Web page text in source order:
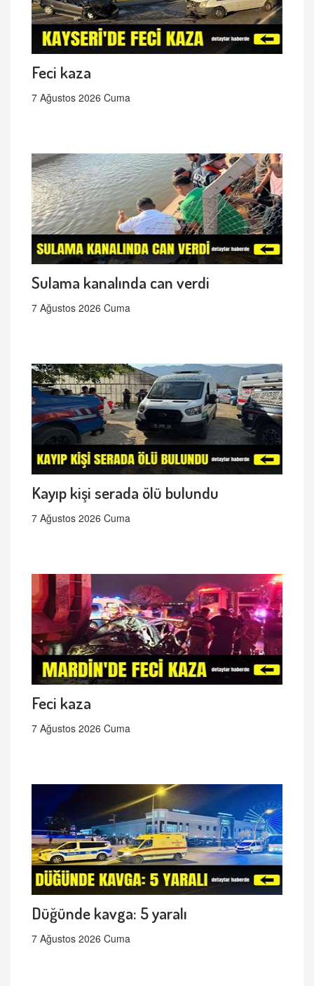
Feci kaza
7 Ağustos 2026 Cuma
Sulama kanalında can verdi
7 Ağustos 2026 Cuma
Kayıp kişi serada ölü bulundu
7 Ağustos 2026 Cuma
Feci kaza
7 Ağustos 2026 Cuma
Düğünde kavga: 5 yaralı
7 Ağustos 2026 Cuma